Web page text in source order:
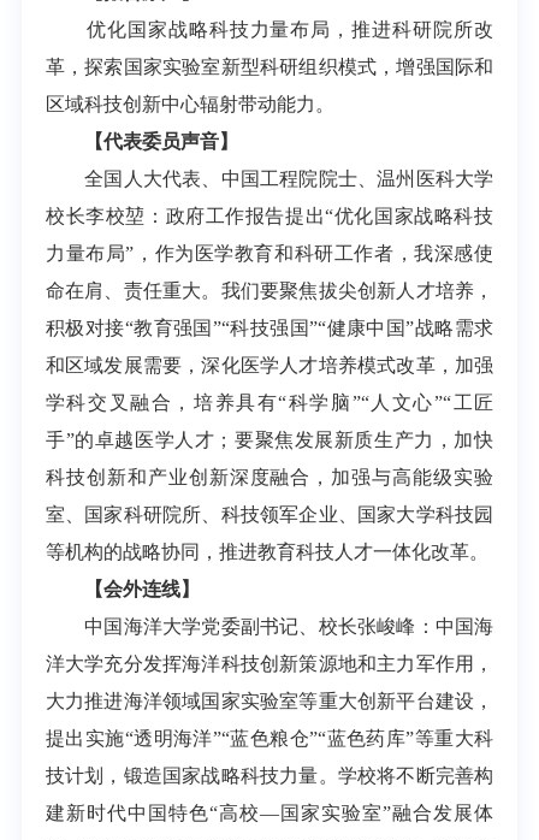
优化国家战略科技力量布局，推进科研院所改
革，探索国家实验室新型科研组织模式，增强国际和
区域科技创新中心辐射带动能力。
【代表委员声音】
全国人大代表、中国工程院院士、温州医科大学
校长李校堃：政府工作报告提出“优化国家战略科技
力量布局”，作为医学教育和科研工作者，我深感使
命在肩、责任重大。我们要聚焦拔尖创新人才培养，
积极对接“教育强国”“科技强国”“健康中国”战略需求
和区域发展需要，深化医学人才培养模式改革，加强
学科交叉融合，培养具有“科学脑”“人文心”“工匠
手”的卓越医学人才；要聚焦发展新质生产力，加快
科技创新和产业创新深度融合，加强与高能级实验
室、国家科研院所、科技领军企业、国家大学科技园
等机构的战略协同，推进教育科技人才一体化改革。
【会外连线】
中国海洋大学党委副书记、校长张峻峰：中国海
洋大学充分发挥海洋科技创新策源地和主力军作用，
大力推进海洋领域国家实验室等重大创新平台建设，
提出实施“透明海洋”“蓝色粮仓”“蓝色药库”等重大科
技计划，锻造国家战略科技力量。学校将不断完善构
建新时代中国特色“高校—国家实验室”融合发展体